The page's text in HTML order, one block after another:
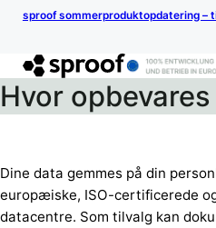
sproof sommerproduktopdatering –
Hvor
Dine data gemmes på din
europæiske, ISO-certificerede
datacentre. Som tilvalg kan